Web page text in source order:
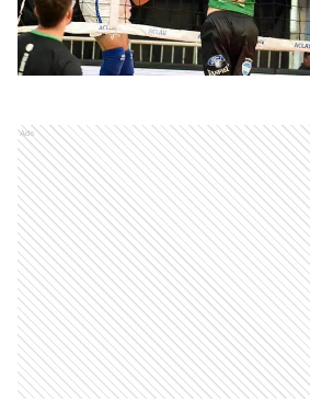
Ads